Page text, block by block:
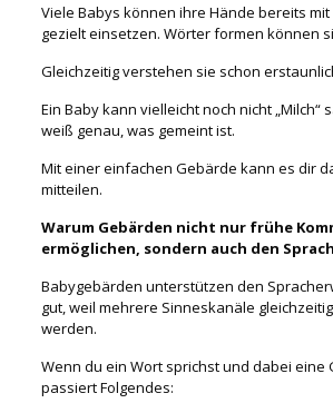
Viele Babys können ihre Hände bereits mit
gezielt einsetzen. Wörter formen können
Gleichzeitig verstehen sie schon
Ein Baby kann vielleicht noch nicht „Milch“
weiß genau, was gemeint ist.
Mit einer einfachen Gebärde kann es dir
mitteilen.
Warum Gebärden nicht nur frühe
ermöglichen, sondern auch den
Babygebärden unterstützen den
gut, weil mehrere Sinneskanäle
werden.
Wenn du ein Wort sprichst und dabei eine
passiert Folgendes: